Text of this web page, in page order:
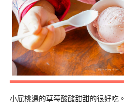
小屁桃選的草莓酸酸甜甜的很好吃。